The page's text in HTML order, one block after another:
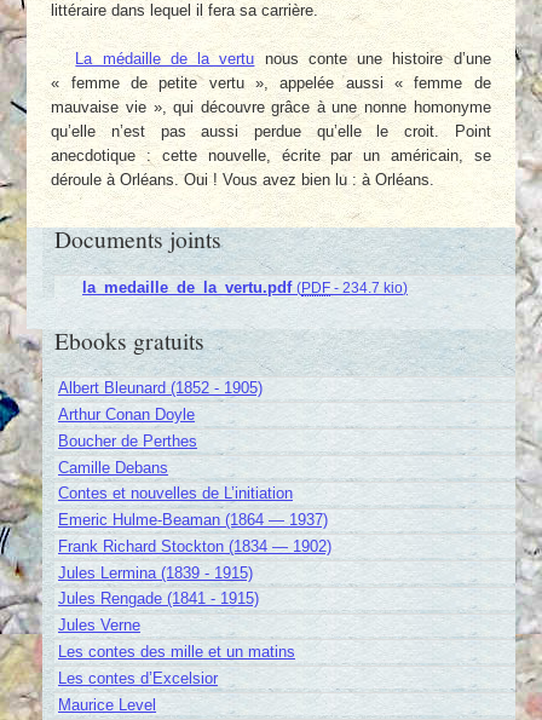
littéraire dans lequel il fera sa carrière.
La médaille de la vertunous conte une histoire d’une
« femme de petite vertu », appelée aussi « femme de
mauvaise vie », qui découvre grâce à une nonne homonyme
qu’elle n’est pas aussi perdue qu’elle le croit. Point
anecdotique : cette nouvelle, écrite par un américain, se
déroule à Orléans. Oui ! Vous avez bien lu : à Orléans.
Documents joints
la_medaille_de_la_vertu.pdf (PDF- 234.7 kio)
Ebooks gratuits
Albert Bleunard (1852 - 1905)
Arthur Conan Doyle
Boucher de Perthes
Camille Debans
Contes et nouvelles de L’initiation
Emeric Hulme-Beaman (1864 — 1937)
Frank Richard Stockton (1834 — 1902)
Jules Lermina (1839 - 1915)
Jules Rengade (1841 - 1915)
Jules Verne
Les contes des mille et un matins
Les contes d’Excelsior
Maurice Level